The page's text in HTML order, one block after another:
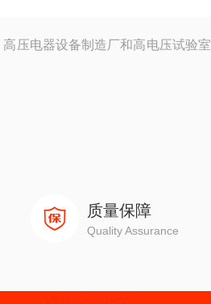
压电器设备制造厂和高电压试验
质量保障
Quality Assurance